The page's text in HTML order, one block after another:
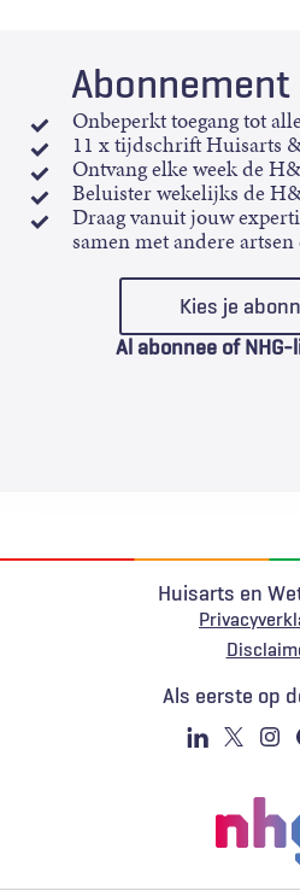
Onbeperkt toegang tot
11 x tijdschrift Huisarts
Ontvang elke week de
Beluister wekelijks de
Draag vanuit jouw
samen met andere
Kies je
Al abonnee of NHG-
Huisarts en
Voet
Als eerste op